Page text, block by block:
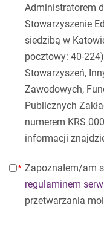
Administratorem
Stowarzyszenie
siedzibą w
pocztowy: 40-
Stowarzyszeń,
Zawodowych,
Publicznych
numerem KRS
informacji
Zapoznałem/am
regulaminem
przetwarzania